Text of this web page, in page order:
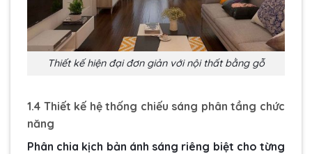
Thiết kế hiện đại đơn giản với nội thất bằng gỗ
1.4 Thiết kế hệ thống chiếu sáng phân tầng chức
năng
Phân chia kịch bản ánh sáng riêng biệt cho từng